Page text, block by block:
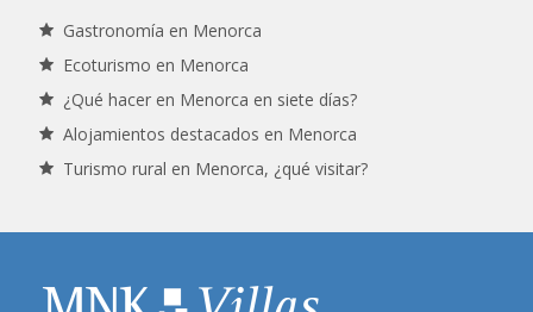
Gastronomía en Menorca
Ecoturismo en Menorca
¿Qué hacer en Menorca en siete días?
Alojamientos destacados en Menorca
Turismo rural en Menorca, ¿qué visitar?